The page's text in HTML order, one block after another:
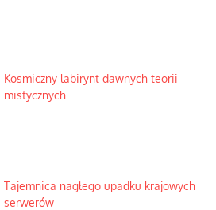
Kosmiczny labirynt dawnych teorii
mistycznych
Tajemnica nagłego upadku krajowych
serwerów